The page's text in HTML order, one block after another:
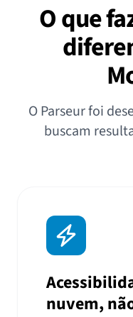
O que
O Parseur foi
buscam
nuvem,